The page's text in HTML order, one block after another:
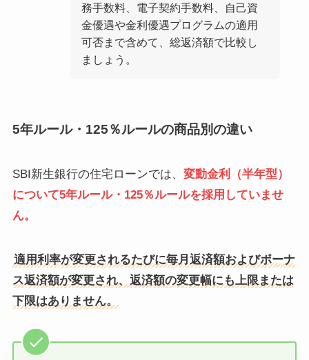
務手数料、電子契約手数料、自己資
金優遇や金利優遇プログラムの適用
可否まで含めて、総返済額で比較し
ましょう。
5年ルール・125％ルールの商品別の違い
SBI新生銀行の住宅ローンでは、 変動金利（半年型）
について5年ルール・125％ルールを採用していませ
ん。
適用利率が変更されるたびに毎月返済額およびボーナ
ス返済額が変更され、返済額の変更幅にも上限または
下限はありません。